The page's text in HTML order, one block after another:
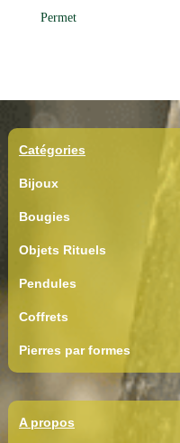
Permet
Catégories
Bijoux
Bougies
Objets Rituels
Pendules
Coffrets
Pierres par formes
A propos